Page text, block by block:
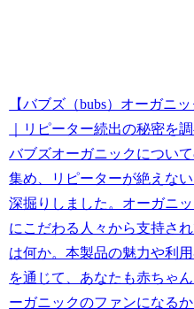
【バブズ（bubs）オーガニ
｜リピーター続出の秘密を
バブズオーガニックについ
集め、リピーターが絶えな
深掘りしました。オーガニ
にこだわる人々から支持さ
は何か。本製品の魅力や利
を通じて、あなたも赤ちゃ
ーガニックのファンになる